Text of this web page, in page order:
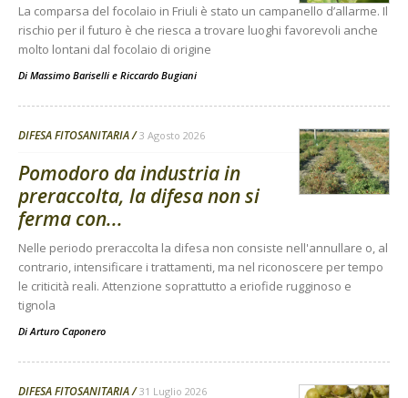
La comparsa del focolaio in Friuli è stato un campanello d’allarme. Il
rischio per il futuro è che riesca a trovare luoghi favorevoli anche
molto lontani dal focolaio di origine
Di Massimo Bariselli e Riccardo Bugiani
DIFESA FITOSANITARIA 3 Agosto 2026
Pomodoro da industria in
preraccolta, la difesa non si
ferma con...
Nelle periodo preraccolta la difesa non consiste nell'annullare o, al
contrario, intensificare i trattamenti, ma nel riconoscere per tempo
le criticità reali. Attenzione soprattutto a eriofide rugginoso e
tignola
Di Arturo Caponero
DIFESA FITOSANITARIA 31 Luglio 2026